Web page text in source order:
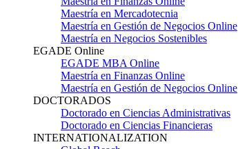
Maestría en Mercadotecnia
Maestría en Gestión de Negocios Online
Maestría en Negocios Sostenibles
EGADE Online
EGADE MBA Online
Maestría en Finanzas Online
Maestría en Gestión de Negocios Online
DOCTORADOS
Doctorado en Ciencias Administrativas
Doctorado en Ciencias Financieras
INTERNATIONALIZATION